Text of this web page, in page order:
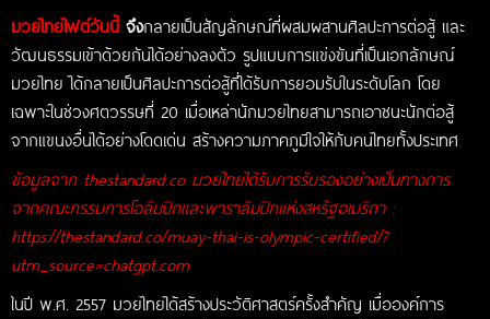
มวยไทยไฟต์วันนี้ จึงกลายเป็นสัญลักษณ์ที่ผสมผสานศิลปะการต่อสู้ และ
วัฒนธรรมเข้าด้วยกันได้อย่างลงตัว รูปแบบการแข่งขันที่เป็นเอกลักษณ์
มวยไทย ได้กลายเป็นศิลปะการต่อสู้ที่ได้รับการยอมรับในระดับโลก โดย
เฉพาะในช่วงศตวรรษที่ 20 เมื่อเหล่านักมวยไทยสามารถเอาชนะนักต่อสู้
จากแขนงอื่นได้อย่างโดดเด่น สร้างความภาคภูมิใจให้กับคนไทยทั้งประเทศ
ข้อมูลจาก thestandard.co มวยไทยได้รับการรับรองอย่างเป็นทางการ
จากคณะกรรมการโอลิมปิกและพาราลิมปิกแห่งสหรัฐอเมริกา :
https://thestandard.co/muay-thai-is-olympic-certified/?
utm_source=chatgpt.com
ในปี พ.ศ. 2557 มวยไทยได้สร้างประวัติศาสตร์ครั้งสำคัญ เมื่อองค์การ